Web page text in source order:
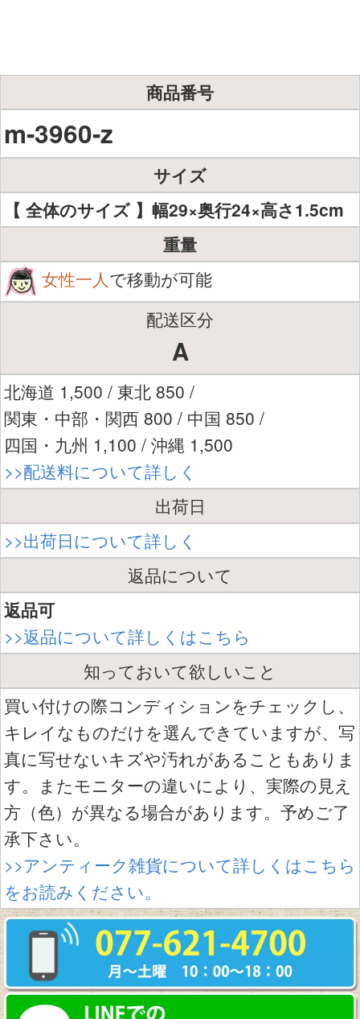
商品番号
m-3960-z
サイズ
【 全体のサイズ 】幅29×奥行24×高さ1.5cm
重量
女性一人で移動が可能
配送区分
A
北海道 1,500 / 東北 850 /
関東・中部・関西 800 / 中国 850 /
四国・九州 1,100 / 沖縄 1,500
>>配送料について詳しく
出荷日
>>出荷日について詳しく
返品について
返品可
>>返品について詳しくはこちら
知っておいて欲しいこと
買い付けの際コンディションをチェックし、
キレイなものだけを選んできていますが、写
真に写せないキズや汚れがあることもありま
す。またモニターの違いにより、実際の見え
方（色）が異なる場合があります。予めご了
承下さい。
>>アンティーク雑貨について詳しくはこちら
をお読みください。